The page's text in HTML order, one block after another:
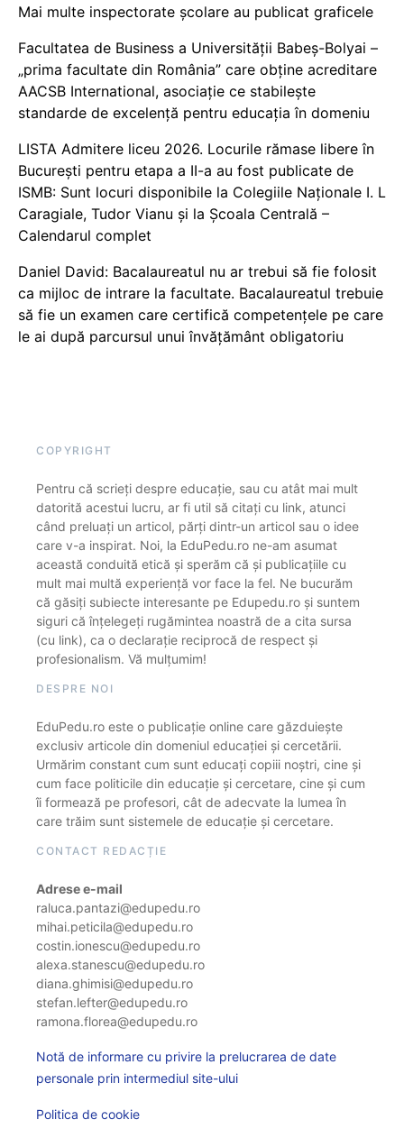
Mai multe inspectorate școlare au publicat graficele
Facultatea de Business a Universității Babeș-Bolyai –
„prima facultate din România” care obține acreditare
AACSB International, asociație ce stabilește
standarde de excelență pentru educația în domeniu
LISTA Admitere liceu 2026. Locurile rămase libere în
București pentru etapa a II-a au fost publicate de
ISMB: Sunt locuri disponibile la Colegiile Naționale I. L
Caragiale, Tudor Vianu și la Școala Centrală –
Calendarul complet
Daniel David: Bacalaureatul nu ar trebui să fie folosit
ca mijloc de intrare la facultate. Bacalaureatul trebuie
să fie un examen care certifică competențele pe care
le ai după parcursul unui învățământ obligatoriu
COPYRIGHT
Pentru că scrieți despre educație, sau cu atât mai mult
datorită acestui lucru, ar fi util să citați cu link, atunci
când preluați un articol, părți dintr-un articol sau o idee
care v-a inspirat. Noi, la EduPedu.ro ne-am asumat
această conduită etică și sperăm că și publicațiile cu
mult mai multă experiență vor face la fel. Ne bucurăm
că găsiți subiecte interesante pe Edupedu.ro și suntem
siguri că înțelegeți rugămintea noastră de a cita sursa
(cu link), ca o declarație reciprocă de respect și
profesionalism. Vă mulțumim!
DESPRE NOI
EduPedu.ro este o publicație online care găzduiește
exclusiv articole din domeniul educației și cercetării.
Urmărim constant cum sunt educați copiii noștri, cine și
cum face politicile din educație și cercetare, cine și cum
îi formează pe profesori, cât de adecvate la lumea în
care trăim sunt sistemele de educație și cercetare.
CONTACT REDACȚIE
Adrese e-mail
raluca.pantazi@edupedu.ro
mihai.peticila@edupedu.ro
costin.ionescu@edupedu.ro
alexa.stanescu@edupedu.ro
diana.ghimisi@edupedu.ro
stefan.lefter@edupedu.ro
ramona.florea@edupedu.ro
Notă de informare cu privire la prelucrarea de date
personale prin intermediul site-ului
Politica de cookie